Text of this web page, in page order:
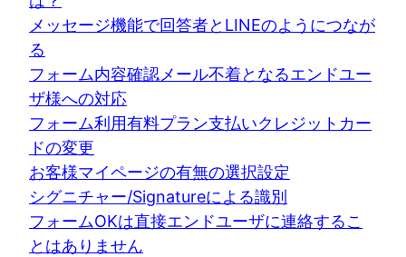
メッセージ機能で回答者とLINEのようにつなが
る
フォーム内容確認メール不着となるエンドユー
ザ様への対応
フォーム利用有料プラン支払いクレジットカー
ドの変更
お客様マイページの有無の選択設定
シグニチャー/Signatureによる識別
フォームOKは直接エンドユーザに連絡するこ
とはありません